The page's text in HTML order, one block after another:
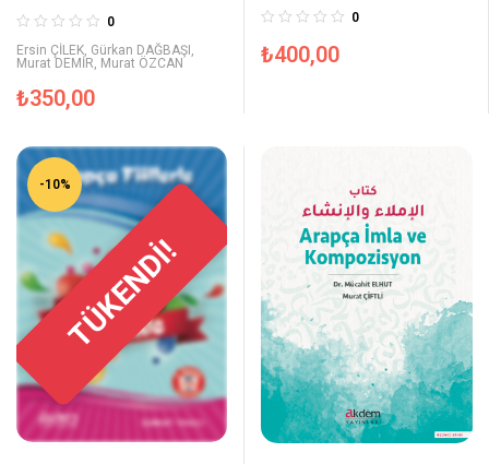
Öğretimi
0
Ersin ÇİLEK, Gürkan DAĞBAŞI,
Murat DEMİR, Murat ÖZCAN
₺350,00
0
₺400,00
-10%
TÜKENDİ!